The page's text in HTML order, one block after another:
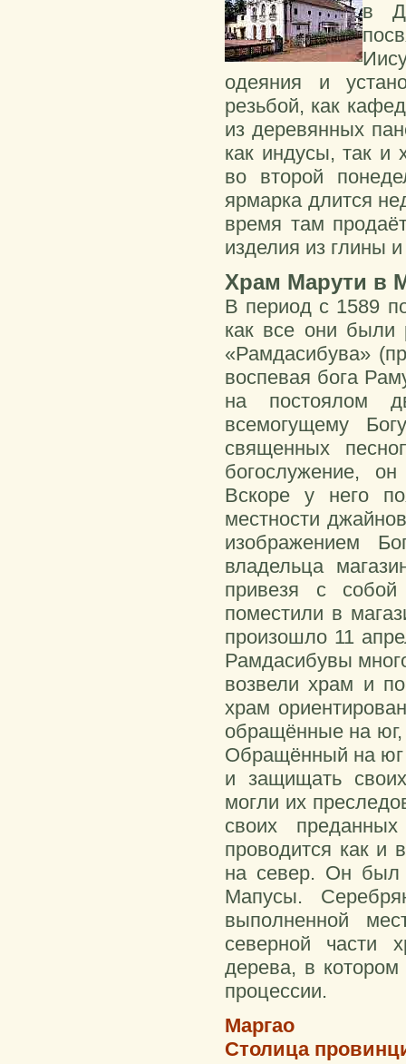
в
одеяния и
резьбой, как
из деревянных
как индусы, так и
во второй
ярмарка длится
время там
изделия из глины
Храм Марути в
В период с 1589
как все они были
«Рамдасибува»
воспевая бога
на постоялом
всемогущему
священных
богослужение,
Вскоре у него
местности
изображением
владельца
привезя с собой
поместили в
произошло 11
Рамдасибувы
возвели храм и
храм
обращённые на юг,
Обращённый на юг
и защищать
могли их
своих
проводится как и
на север. Он был
Мапусы.
выполненной
северной части
дерева, в котором
процессии.
Маргао
Столица